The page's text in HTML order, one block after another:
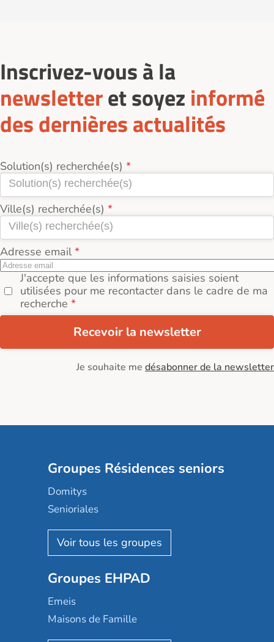
Inscrivez-vous à la
newsletteret soyez informé
des dernières actualités
Solution(s) recherchée(s)
Ville(s) recherchée(s)
Adresse email
J'accepte que les informations saisies soient
utilisées pour me recontacter dans le cadre de ma
recherche
Recevoir la newsletter
Je souhaite me désabonner de la newsletter
Groupes Résidences seniors
Domitys
Senioriales
Nohée
Les Résidentiels
Mobicap
Domusvi
Happy Senior
Groupes EHPAD
Emeis
Maisons de Famille
Korian